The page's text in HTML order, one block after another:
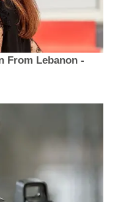
From Lebanon -